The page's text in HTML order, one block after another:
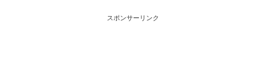
スポンサーリンク